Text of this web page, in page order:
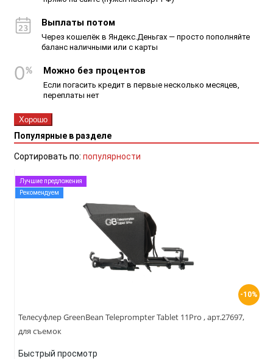
Выплаты потом
Через кошелёк в Яндекс.Деньгах — просто пополняйте
баланс наличными или с карты
Можно без процентов
Если погасить кредит в первые несколько месяцев,
переплаты нет
Хорошо
Популярные в разделе
Сортировать по: популярности
-10%
Лучшие предложения
Рекомендуем
Телесуфлер GreenBean Teleprompter Tablet 11Pro , арт.27697,
для съемок
Быстрый просмотр